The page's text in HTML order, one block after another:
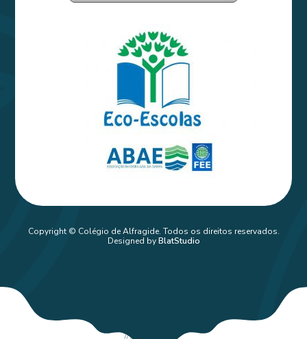
Copyright © Colégio de Alfragide. Todos os direitos reservados.
Designed byBlatStudio